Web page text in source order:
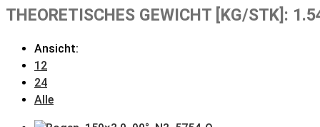
THEORETISCHES GEWICHT [KG/STK]:
Ansicht:
12
24
Alle